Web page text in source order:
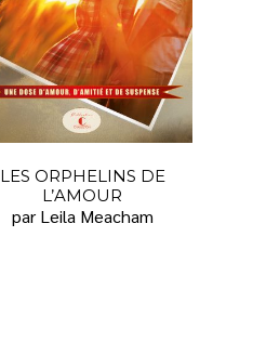
LES ORPHELINS DE
L’AMOUR
par Leila Meacham